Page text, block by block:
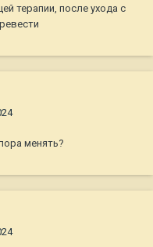
терапии, после ухода с
менять?